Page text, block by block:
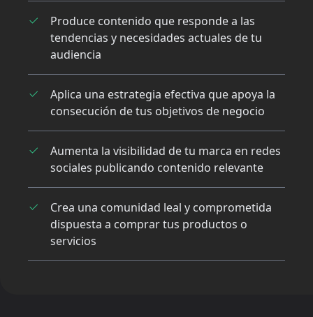
Produce contenido que responde a las
tendencias y necesidades actuales de tu
audiencia
Aplica una estrategia efectiva que apoya la
consecución de tus objetivos de negocio
Aumenta la visibilidad de tu marca en redes
sociales publicando contenido relevante
Crea una comunidad leal y comprometida
dispuesta a comprar tus productos o
servicios